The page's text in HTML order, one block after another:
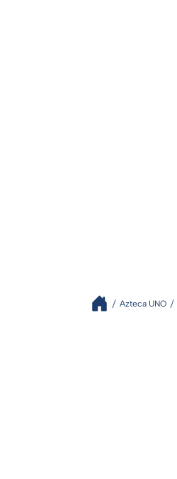
Azteca UNO